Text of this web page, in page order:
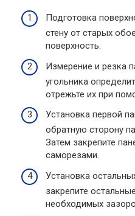
Подготовка
стену от старых
поверхность.
Измерение и резка
угольника
отрежьте их при
Установка первой
обратную сторону
Затем закрепите
саморезами.
Установка
закрепите
необходимых